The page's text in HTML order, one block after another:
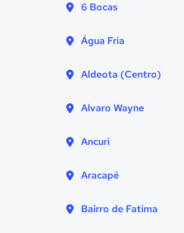
6 Bocas
Água Fria
Aldeota (Centro)
Alvaro Wayne
Ancuri
Aracapé
Bairro de Fatima